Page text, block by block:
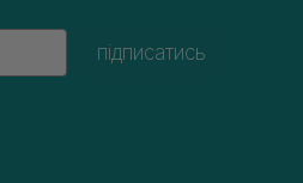
підписатись